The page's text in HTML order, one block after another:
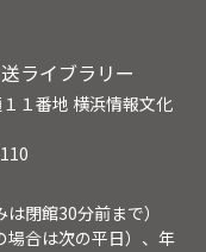
ライブラリー
１番地 横浜情報文化
閉館30分前まで）
合は次の平日）、年